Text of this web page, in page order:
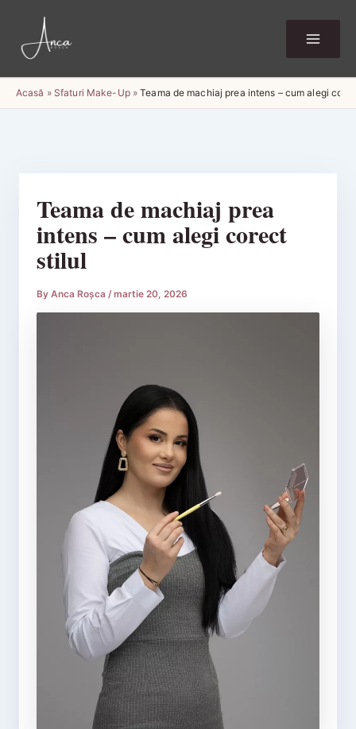
content
Acasă » Sfaturi Make-Up»Teama de machiaj prea intens – cum alegi
Teama de machiaj prea
intens – cum alegi corect
stilul
By Anca Roșca /martie 20, 2026